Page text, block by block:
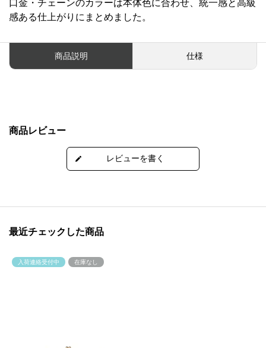
口金・チェーンのカラーは本体色に合わせ、統一感と高級
感ある仕上がりにまとめました。
商品説明 仕様
商品レビュー
最近チェックした商品
入荷連絡受付中 在庫なし